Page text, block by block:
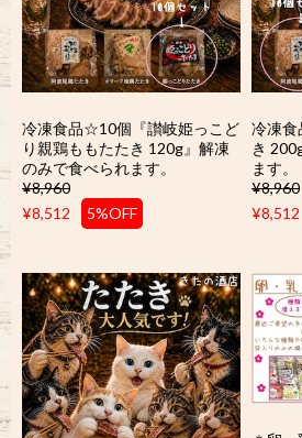
冷凍食品☆10個『讃岐姫っこど
り親鶏ももたたき 120g』解凍
のみで食べられます。
¥8,960
¥8,512
5%OFF
冷凍
き
ます。
¥8,960
¥8,512